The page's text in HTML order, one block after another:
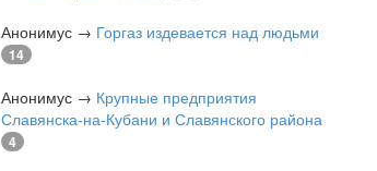
Анонимус → Горгаз издевается над людьми
14
Анонимус → Крупные предприятия
Славянска-на-Кубани и Славянского района
4